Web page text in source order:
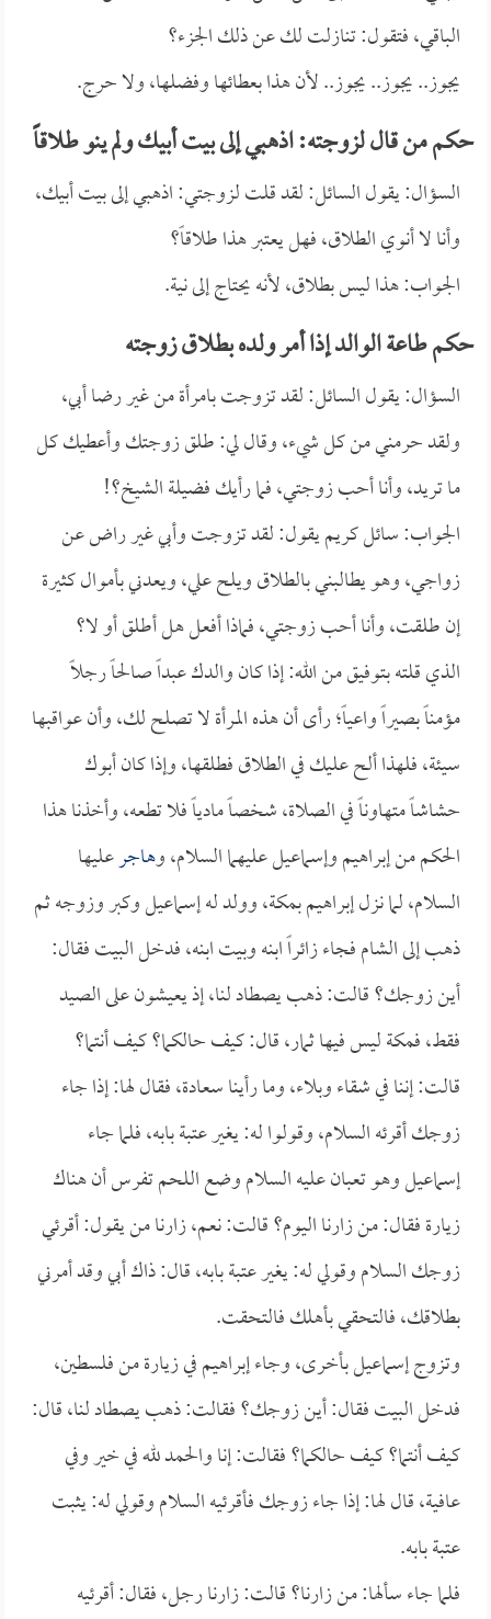
الباقي، فتقول: تنازلت لك عن ذلك الجزء؟
يجوز.. يجوز.. يجوز.. لأن هذا بعطائها وفضلها، ولا حرج.
حكم من قال لزوجته: اذهبي إلى بيت أبيك ولم ينو طلاقاً
السؤال: يقول السائل: لقد قلت لزوجتي: اذهبي إلى بيت أبيك،
وأنا لا أنوي الطلاق، فهل يعتبر هذا طلاقاً؟
الجواب: هذا ليس بطلاق، لأنه يحتاج إلى نية.
حكم طاعة الوالد إذا أمر ولده بطلاق زوجته
السؤال: يقول السائل: لقد تزوجت بامرأة من غير رضا أبي،
ولقد حرمني من كل شيء، وقال لي: طلق زوجتك وأعطيك كل
ما تريد، وأنا أحب زوجتي، فما رأيك فضيلة الشيخ؟!
الجواب: سائل كريم يقول: لقد تزوجت وأبي غير راض عن
زواجي، وهو يطالبني بالطلاق ويلح علي، ويعدني بأموال كثيرة
إن طلقت، وأنا أحب زوجتي، فماذا أفعل هل أطلق أو لا؟
الذي قلته بتوفيق من الله: إذا كان والدك عبداً صالحاً رجلاً
مؤمناً بصيراً واعياً؛ رأى أن هذه المرأة لا تصلح لك، وأن عواقبها
سيئة، فلهذا ألح عليك في الطلاق فطلقها، وإذا كان أبوك
حشاشاً متهاوناً في الصلاة، شخصاً مادياً فلا تطعه، وأخذنا هذا
الحكم من إبراهيم وإسماعيل عليهما السلام، وهاجرعليها
السلام، لما نزل إبراهيم بمكة، وولد له إسماعيل وكبر وزوجه ثم
ذهب إلى الشام فجاء زائراً ابنه وبيت ابنه، فدخل البيت فقال:
أين زوجك؟ قالت: ذهب يصطاد لنا، إذ يعيشون على الصيد
فقط، فمكة ليس فيها ثمار، قال: كيف حالكما؟ كيف أنتما؟
قالت: إننا في شقاء وبلاء، وما رأينا سعادة، فقال لها: إذا جاء
زوجك أقرئه السلام، وقولوا له: يغير عتبة بابه، فلما جاء
إسماعيل وهو تعبان عليه السلام وضع اللحم تفرس أن هناك
زيارة فقال: من زارنا اليوم؟ قالت: نعم، زارنا من يقول: أقرئي
زوجك السلام وقولي له: يغير عتبة بابه، قال: ذاك أبي وقد أمرني
بطلاقك، فالتحقي بأهلك فالتحقت.
وتزوج إسماعيل بأخرى، وجاء إبراهيم في زيارة من فلسطين،
فدخل البيت فقال: أين زوجك؟ فقالت: ذهب يصطاد لنا، قال:
كيف أنتما؟ كيف حالكما؟ فقالت: إنا والحمد لله في خير وفي
عافية، قال لها: إذا جاء زوجك فأقرئيه السلام وقولي له: يثبت
عتبة بابه.
فلما جاء سألها: من زارنا؟ قالت: زارنا رجل، فقال: أقرئيه